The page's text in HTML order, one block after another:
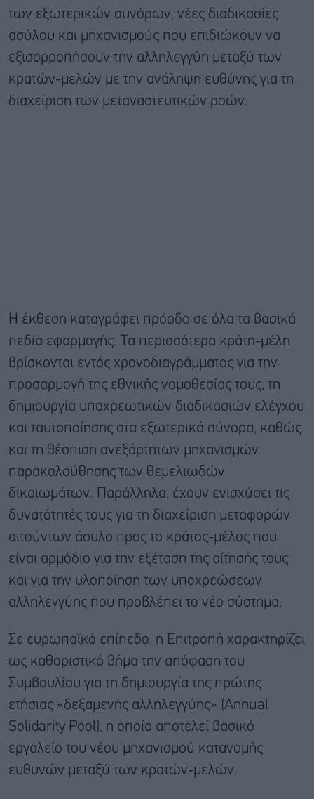
των εξωτερικών συνόρων, νέες διαδικασίες
ασύλου και μηχανισμούς που επιδιώκουν να
εξισορροπήσουν την αλληλεγγύη μεταξύ των
κρατών-μελών με την ανάληψη ευθύνης για τη
διαχείριση των μεταναστευτικών ροών.
Η έκθεση καταγράφει πρόοδο σε όλα τα βασικά
πεδία εφαρμογής. Τα περισσότερα κράτη-μέλη
βρίσκονται εντός χρονοδιαγράμματος για την
προσαρμογή της εθνικής νομοθεσίας τους, τη
δημιουργία υποχρεωτικών διαδικασιών ελέγχου
και ταυτοποίησης στα εξωτερικά σύνορα, καθώς
και τη θέσπιση ανεξάρτητων μηχανισμών
παρακολούθησης των θεμελιωδών
δικαιωμάτων. Παράλληλα, έχουν ενισχύσει τις
δυνατότητές τους για τη διαχείριση μεταφορών
αιτούντων άσυλο προς το κράτος-μέλος που
είναι αρμόδιο για την εξέταση της αίτησής τους
και για την υλοποίηση των υποχρεώσεων
αλληλεγγύης που προβλέπει το νέο σύστημα.
Σε ευρωπαϊκό επίπεδο, η Επιτροπή χαρακτηρίζει
ως καθοριστικό βήμα την απόφαση του
Συμβουλίου για τη δημιουργία της πρώτης
ετήσιας «δεξαμενής αλληλεγγύης» (Annual
Solidarity Pool), η οποία αποτελεί βασικό
εργαλείο του νέου μηχανισμού κατανομής
ευθυνών μεταξύ των κρατών-μελών.